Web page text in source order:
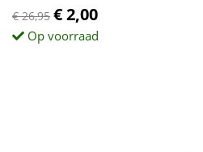
€ 26,95 € 2,00
Op voorraad